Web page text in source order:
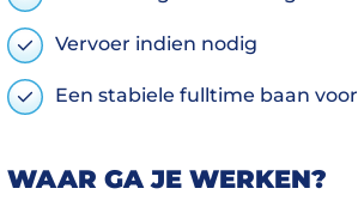
Vervoer indien nodig
Een stabiele fulltime baan
WAAR GA JE WERKEN?